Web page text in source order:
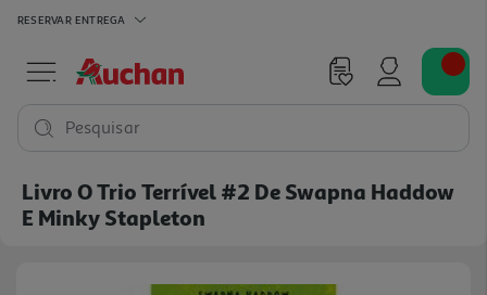
RESERVAR ENTREGA
Pesquisar
Livro O Trio Terrível #2 De Swapna Haddow
E Minky Stapleton